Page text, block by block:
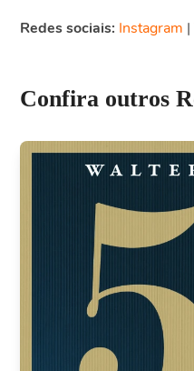
Redes sociais: Instagram |
Confira outros